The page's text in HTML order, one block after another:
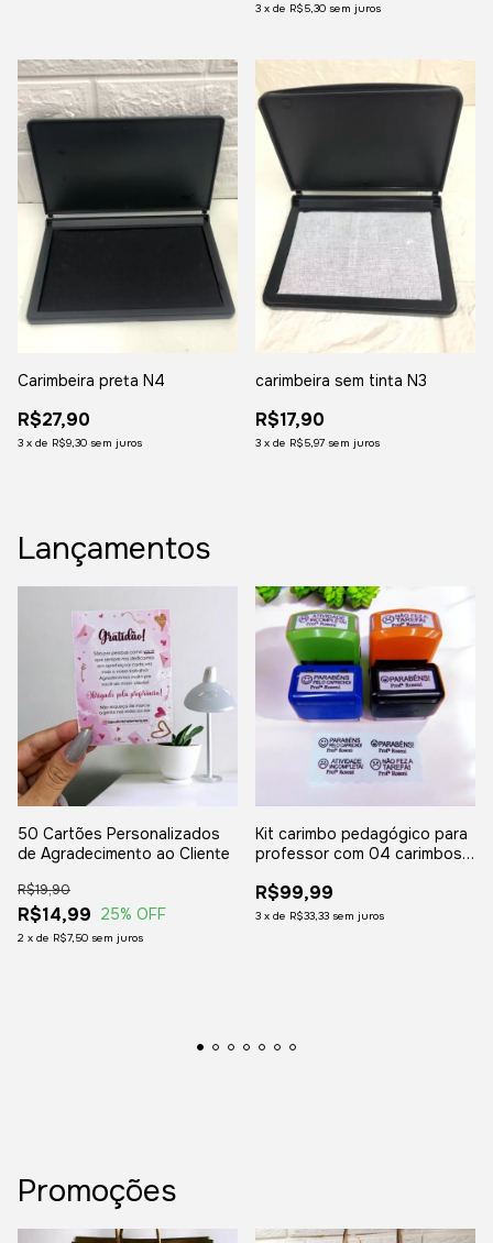
3 x de R$5,30 sem juros
Carimbeira preta N4
R$27,90
3 x de R$9,30 sem juros
carimbeira sem tinta N3
R$17,90
3 x de R$5,97 sem juros
Lançamentos
50 Cartões Personalizados
de Agradecimento ao Cliente
R$14,99
R$19,90
25% OFF
2 x de R$7,50 sem juros
Kit carimbo pedagógico para
professor com 04 carimbos
descrição!
R$99,99
3 x de R$33,33 sem juros
Promoções